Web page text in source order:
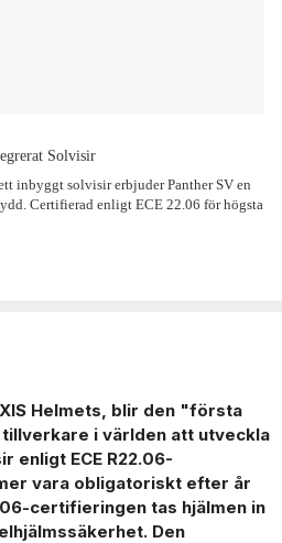
Solvisir
inbyggt solvisir erbjuder Panther SV en
Certifierad enligt ECE 22.06 för högsta
Helmets, blir den "första
i världen att utveckla
enligt ECE R22.06-
vara obligatoriskt efter år
certifieringen tas hjälmen in
Den